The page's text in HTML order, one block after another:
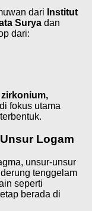
dari Institut
Surya dan
dari:
fokus utama
Logam
unsur-unsur
tenggelam
seperti
berada di